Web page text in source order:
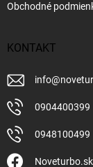
Obchodné
KONTAKT
info@
0904400399
0948100499
Noveturbo.sk